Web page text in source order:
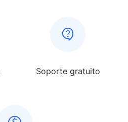
Soporte gratuito